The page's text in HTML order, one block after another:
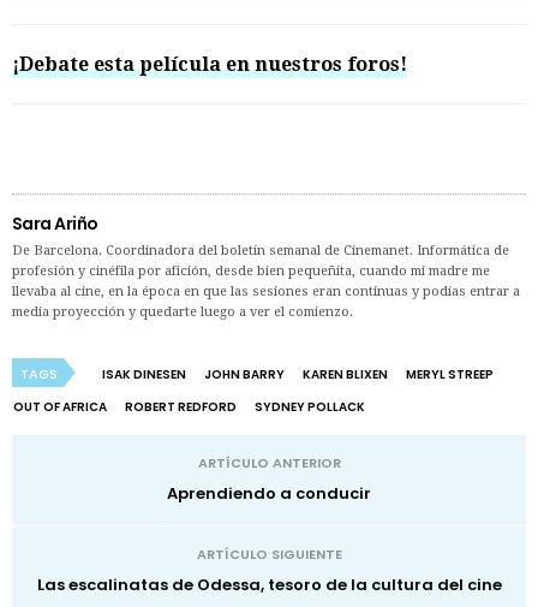
¡Debate esta película en nuestros foros!
Sara Ariño
De Barcelona. Coordinadora del boletín semanal de Cinemanet. Informática de
profesión y cinéfila por afición, desde bien pequeñita, cuando mi madre me
llevaba al cine, en la época en que las sesiones eran continuas y podías entrar a
media proyección y quedarte luego a ver el comienzo.
TAGS ISAK DINESEN JOHN BARRY KAREN BLIXEN
MERYL STREEP
OUT OF AFRICA
ROBERT REDFORD SYDNEY POLLACK
ARTÍCULO ANTERIOR
Aprendiendo a conducir
ARTÍCULO SIGUIENTE
Las escalinatas de Odessa, tesoro de la cultura del cine